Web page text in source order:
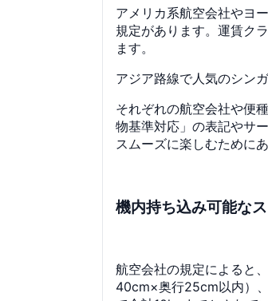
アメリカ系航空会社やヨ
規定があります。運賃ク
ます。
アジア路線で人気のシン
それぞれの航空会社や便
物基準対応」の表記やサ
スムーズに楽しむために
機内持ち込み可能な
航空会社の規定によると
40cm×奥行25cm以内）